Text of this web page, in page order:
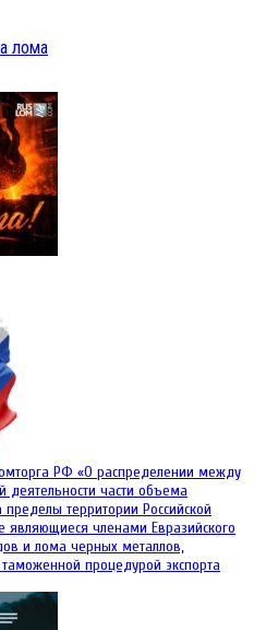
лома
РФ «О распределении между
деятельности части объема
территории Российской
являющиеся членами Евразийского
и лома черных металлов,
процедурой экспорта